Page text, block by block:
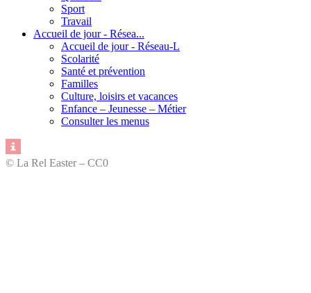
Sport
Travail
Accueil de jour - Résea...
Accueil de jour - Réseau-L
Scolarité
Santé et prévention
Familles
Culture, loisirs et vacances
Enfance – Jeunesse – Métier
Consulter les menus
© La Rel Easter – CC0